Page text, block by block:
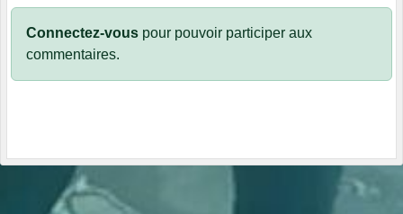
Connectez-vous pour pouvoir participer aux
commentaires.